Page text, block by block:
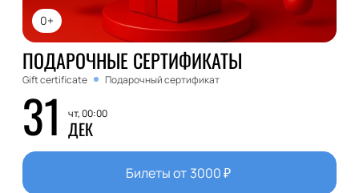
0+
ПОДАРОЧНЫЕ СЕРТИФИКАТЫ
Gift certificate Подарочный сертификат
31 чт, 00:00
ДЕК
Билеты от 3000₽